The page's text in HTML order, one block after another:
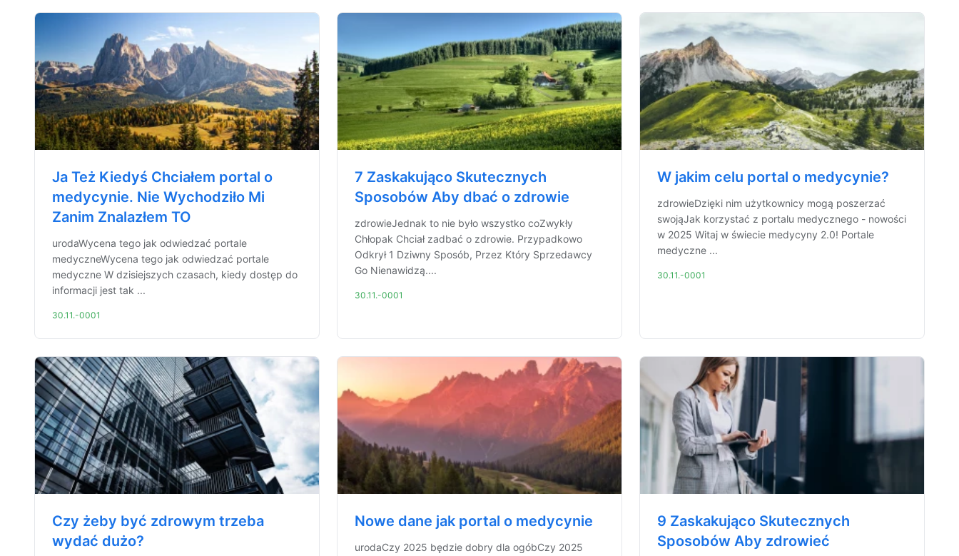
Ja Też Kiedyś Chciałem portal o
medycynie. Nie Wychodziło Mi
Zanim Znalazłem TO
urodaWycena tego jak odwiedzać portale
medyczneWycena tego jak odwiedzać portale
medyczne W dzisiejszych czasach, kiedy dostęp do
informacji jest tak ...
30.11.-0001
7 Zaskakująco Skutecznych
Sposobów Aby dbać o zdrowie
zdrowieJednak to nie było wszystko coZwykły
Chłopak Chciał zadbać o zdrowie. Przypadkowo
Odkrył 1 Dziwny Sposób, Przez Który Sprzedawcy
Go Nienawidzą....
30.11.-0001
W jakim celu portal o medycynie?
zdrowieDzięki nim użytkownicy mogą poszerzać
swojąJak korzystać z portalu medycznego - nowości
w 2025 Witaj w świecie medycyny 2.0! Portale
medyczne ...
30.11.-0001
Czy żeby być zdrowym trzeba
wydać dużo?
Nowe dane jak portal o medycynie
urodaCzy 2025 będzie dobry dla ogóbCzy 2025
9 Zaskakująco Skutecznych
Sposobów Aby zdrowieć